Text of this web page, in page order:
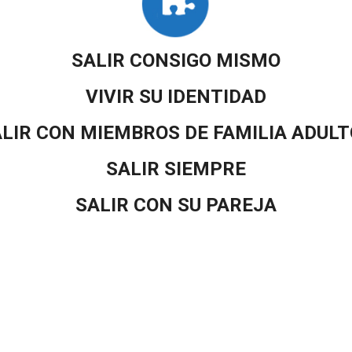
SALIR CONSIGO MISMO
VIVIR SU IDENTIDAD
CON MIEMBROS DE FAMILIA
SALIR SIEMPRE
SALIR CON SU PAREJA